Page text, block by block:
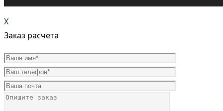
X
Заказ расчета